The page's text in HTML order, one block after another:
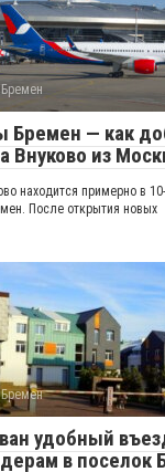
Бремен — как
Внуково из
находится примерно в
После открытия новых
удобный
в поселок